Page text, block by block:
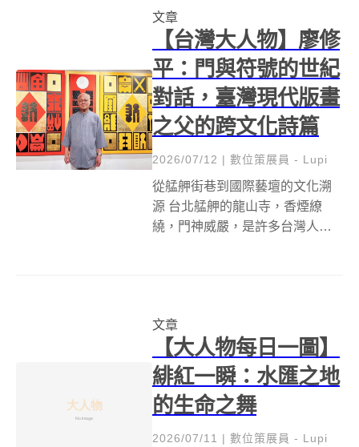
文章
【台灣大人物】廖修
平：門與符號的世紀
對話，臺灣現代版畫
之父的跨文化詩篇
2026/07/12 | 數位策展員 - Lupi
從艋舺街巷到國際藝壇的文化溯
源 台北艋舺的龍山寺，香煙繚
繞，門神威嚴，是許多台灣人共
平，自幼便在廟宇的古老建築、
華麗裝飾與民間信...
文章
【大人物每日一圖】
緋紅一瞬：水匯之地
的生命之舞
2026/07/11 | 數位策展員 - Lupi